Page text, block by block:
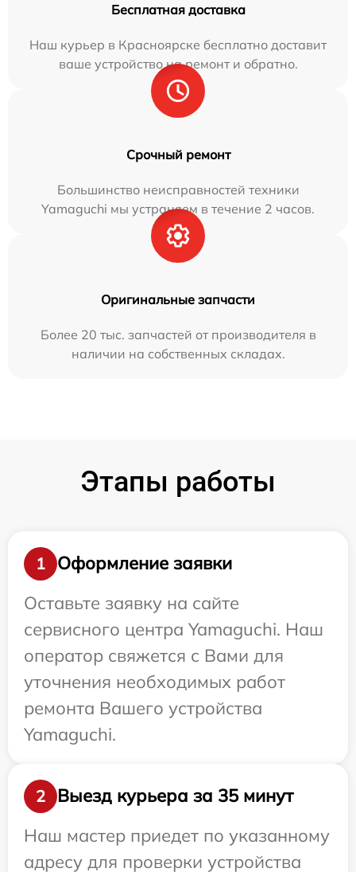
Бесплатная доставка
Наш курьер в Красноярске бесплатно доставит
ваше устройство на ремонт и обратно.
Срочный ремонт
Большинство неисправностей техники
Yamaguchi мы устраняем в течение 2 часов.
Оригинальные запчасти
Более 20 тыс. запчастей от производителя в
наличии на собственных складах.
Этапы работы
1
Оформление заявки
Оставьте заявку на сайте
сервисного центра Yamaguchi. Наш
оператор свяжется с Вами для
уточнения необходимых работ
ремонта Вашего устройства
Yamaguchi.
2
Выезд курьера за 35 минут
Наш мастер приедет по указанному
адресу для проверки устройства